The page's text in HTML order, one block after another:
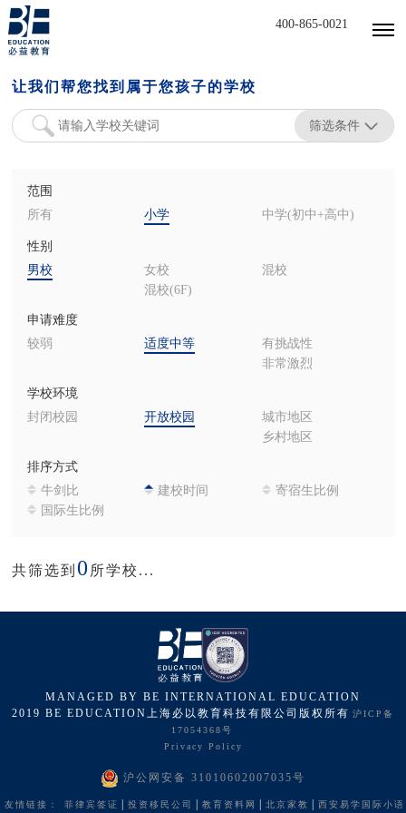
400-865-0021
让我们帮您找到属于您孩子的学校
筛选条件
范围
所有
小学 中学(初中+高中)
性别
男校
女校
混校
混校(6F)
申请难度
较弱
适度中等
有挑战性
非常激烈
学校环境
封闭校园
开放校园
城市地区
乡村地区
排序方式
牛剑比
建校时间
寄宿生比例
国际生比例
共筛选到 0 所学校...
MANAGED BY BE INTERNATIONAL EDUCATION
2019 BE EDUCATION上海必以教育科技有限公司版权所有 沪ICP备
17054368号
Privacy Policy
沪公网安备 31010602007035号
友情链接： 菲律宾签证 投资移民公司 教育资料网 北京家教 西安易学国际小语